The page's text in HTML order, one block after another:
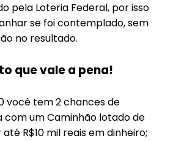
pela Loteria Federal, por isso
se foi contemplado, sem
no resultado.
que vale a pena!
você tem 2 chances de
com um Caminhão lotado de
R$10 mil reais em dinheiro;